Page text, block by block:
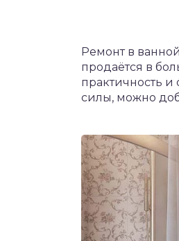
Ремонт в
продаётся в
практичность
силы, можно